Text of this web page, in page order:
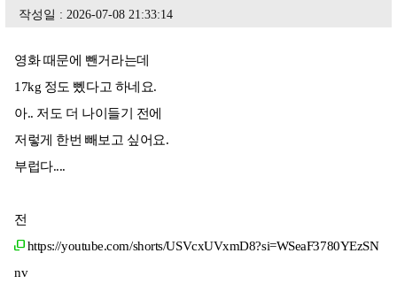
작성일 : 2026-07-08 21:33:14
영화 때문에 뺀거라는데
17kg 정도 뼀다고 하네요.
아.. 저도 더 나이들기 전에
저렇게 한번 빼보고 싶어요.
부럽다....
전
https://youtube.com/shorts/USVcxUVxmD8?si=WSeaF3780YEzSN
nv